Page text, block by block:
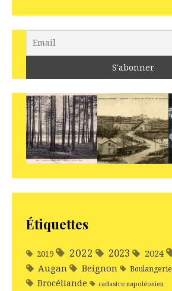
Étiquettes
2019 2022 2023 2024
Augan Beignon Boulangerie
Brocéliande cadastre napoléonien